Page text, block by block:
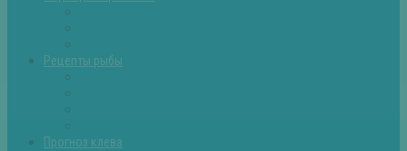
Рецепты рыбы
Прогноз клева